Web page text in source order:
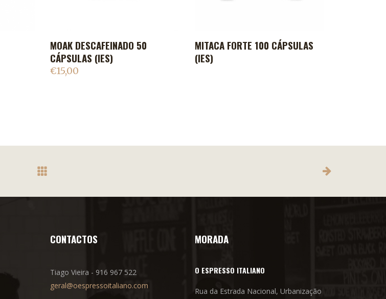
ADICIONAR AO CARRINHO
MOAK DESCAFEINADO 50
CÁPSULAS (IES)
€15,00
MITACA FORTE 100 CÁPSULAS
(IES)
CONTACTOS
Tiago Vieira - 916 967 522
geral@oespressoitaliano.com
MORADA
O ESPRESSO ITALIANO
Rua da Estrada Nacional, Urbanização